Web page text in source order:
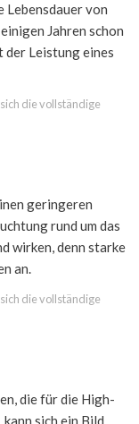
Lebensdauer von
Jahren schon
der Leistung eines
sich die vollständige
geringeren
rund um das
wirken, denn starke
an.
sich die vollständige
die für die High-
sich ein Bild